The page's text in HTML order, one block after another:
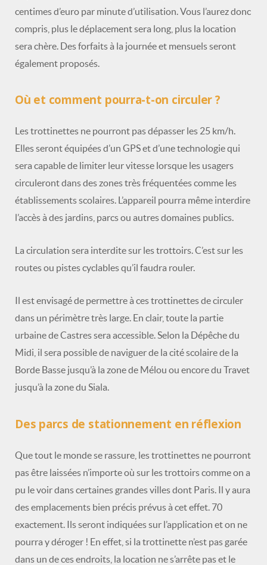
centimes d’euro par minute d’utilisation. Vous l’aurez donc
compris, plus le déplacement sera long, plus la location
sera chère. Des forfaits à la journée et mensuels seront
également proposés.
Où et comment pourra-t-on circuler ?
Les trottinettes ne pourront pas dépasser les 25 km/h.
Elles seront équipées d’un GPS et d’une technologie qui
sera capable de limiter leur vitesse lorsque les usagers
circuleront dans des zones très fréquentées comme les
établissements scolaires. L’appareil pourra même interdire
l’accès à des jardins, parcs ou autres domaines publics.
La circulation sera interdite sur les trottoirs. C’est sur les
routes ou pistes cyclables qu’il faudra rouler.
Il est envisagé de permettre à ces trottinettes de circuler
dans un périmètre très large. En clair, toute la partie
urbaine de Castres sera accessible. Selon la Dépêche du
Midi, il sera possible de naviguer de la cité scolaire de la
Borde Basse jusqu’à la zone de Mélou ou encore du Travet
jusqu’à la zone du Siala.
Des parcs de stationnement en réflexion
Que tout le monde se rassure, les trottinettes ne pourront
pas être laissées n’importe où sur les trottoirs comme on a
pu le voir dans certaines grandes villes dont Paris. Il y aura
des emplacements bien précis prévus à cet effet. 70
exactement. Ils seront indiquées sur l’application et on ne
pourra y déroger ! En effet, si la trottinette n’est pas garée
dans un de ces endroits, la location ne s’arrête pas et le